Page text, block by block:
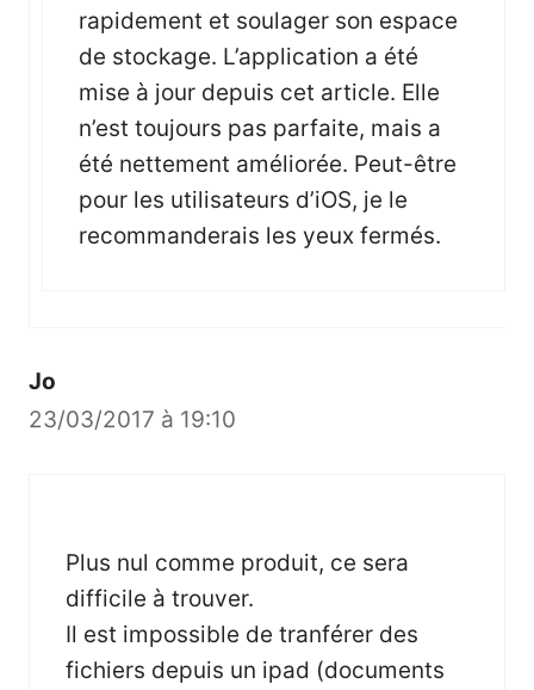
rapidement et soulager son espace
de stockage. L’application a été
mise à jour depuis cet article. Elle
n’est toujours pas parfaite, mais a
été nettement améliorée. Peut-être
pour les utilisateurs d’iOS, je le
recommanderais les yeux fermés.
Jo
23/03/2017 à 19:10
Plus nul comme produit, ce sera
difficile à trouver.
Il est impossible de tranférer des
fichiers depuis un ipad (documents